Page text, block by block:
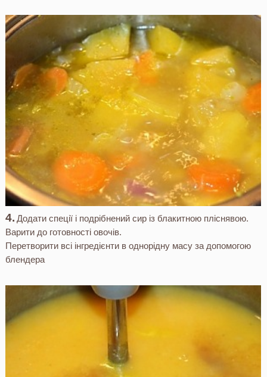
Додати спеції і подрібнений сир із блакитною пліснявою.
Варити до готовності овочів.
Перетворити всі інгредієнти в однорідну масу за допомогою
блендера